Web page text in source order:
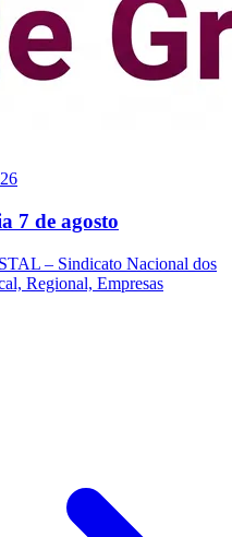
7 de agosto
– Sindicato Nacional dos
Regional, Empresas